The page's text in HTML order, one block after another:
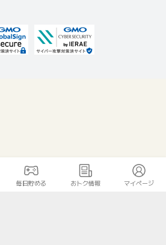
毎日貯める おトク情報 マイページ